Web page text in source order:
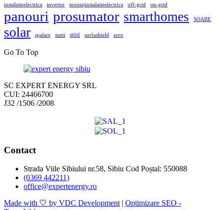
instalatieelectrica
invertor montajinstalatieelectrica off-grid on-grid
panouri prosumator smarthomes SOARE
solar spalare statii stiri surfashield zero
Go To Top
SC EXPERT ENERGY SRL
CUI: 24466700
J32 /1506 /2008
Contact
Strada Viile Sibiului nr.58, Sibiu Cod Poștal: 550088
(0369 442211)
office@expertenergy.ro
Made with 🤍 by VDC Development | Optimizare SEO -